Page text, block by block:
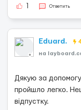
Ответить
Eduard.
на
Дякую за
пройшло легко.
відпустку.